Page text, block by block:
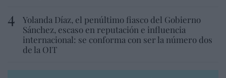
Yolanda Díaz, el penúltimo fiasco del Gobierno
Sánchez, escaso en reputación e influencia
internacional: se conforma con ser la número dos
de la OIT